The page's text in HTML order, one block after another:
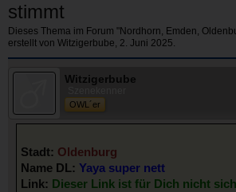
stimmt
Dieses Thema im Forum "Nordhorn, Emden,
erstellt von Witzigerbube, 2. Juni 2025.
Witzigerbube
OWL´er
Stadt: Oldenburg
Name DL: Yaya super nett
Link: Dieser Link ist für Dich nicht